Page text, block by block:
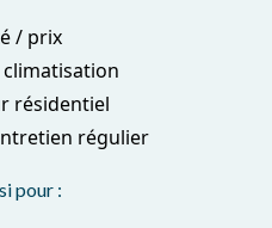
/ prix
résidentiel
régulier
pour :